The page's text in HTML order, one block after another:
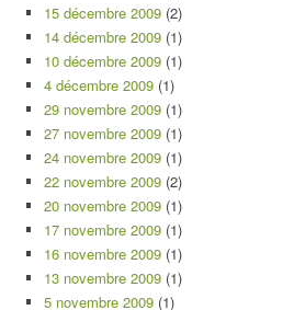
15 décembre 2009 (2)
14 décembre 2009 (1)
10 décembre 2009 (1)
4 décembre 2009 (1)
29 novembre 2009 (1)
27 novembre 2009 (1)
24 novembre 2009 (1)
22 novembre 2009 (2)
20 novembre 2009 (1)
17 novembre 2009 (1)
16 novembre 2009 (1)
13 novembre 2009 (1)
5 novembre 2009 (1)